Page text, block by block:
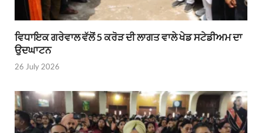
ਵਿਧਾਇਕ ਗਰੇਵਾਲ ਵੱਲੋਂ 5 ਕਰੋੜ ਦੀ ਲਾਗਤ ਵਾਲੇ ਖੇਡ ਸਟੇਡੀਅਮ ਦਾ
ਉਦਘਾਟਨ
26 July 2026